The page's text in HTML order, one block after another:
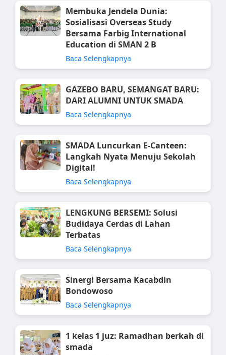
Membuka Jendela Dunia:
Sosialisasi Overseas Study
Bersama Farbig International
Education di SMAN 2 B
Baca Selengkapnya
GAZEBO BARU, SEMANGAT BARU:
DARI ALUMNI UNTUK SMADA
Baca Selengkapnya
SMADA Luncurkan E-Canteen:
Langkah Nyata Menuju Sekolah
Digital!
Baca Selengkapnya
LENGKUNG BERSEMI: Solusi
Budidaya Cerdas di Lahan
Terbatas
Baca Selengkapnya
Sinergi Bersama Kacabdin
Bondowoso
Baca Selengkapnya
1 kelas 1 juz: Ramadhan berkah di
smada